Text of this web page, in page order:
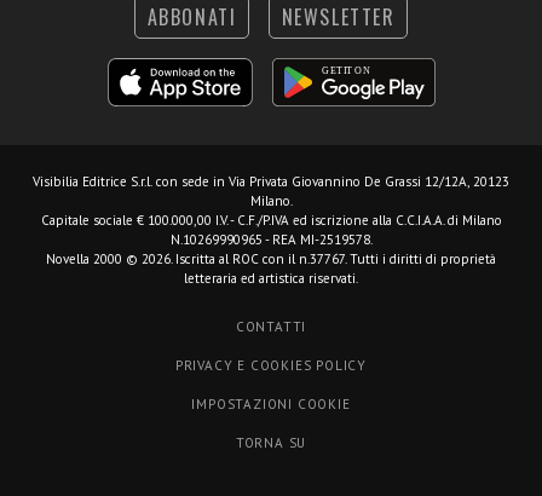
ABBONATI NEWSLETTER
Visibilia Editrice S.r.l. con sede in Via Privata Giovannino De Grassi 12/12A, 20123
Milano.
Capitale sociale € 100.000,00 I.V. - C.F./P.IVA ed iscrizione alla C.C.I.A.A. di Milano
N.10269990965 - REA MI-2519578.
Novella 2000 © 2026. Iscritta al ROC con il n.37767. Tutti i diritti di proprietà
letteraria ed artistica riservati.
CONTATTI
PRIVACY E COOKIES POLICY
IMPOSTAZIONI COOKIE
TORNA SU